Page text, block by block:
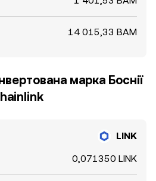
14 015,33 BAM
марка Боснії
LINK
0,071350 LINK